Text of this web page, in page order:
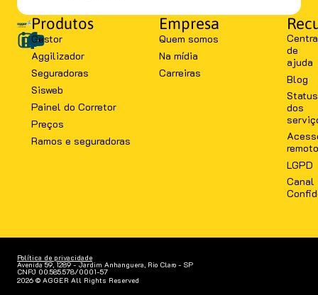
Produtos
Gestor
Aggilizador
Seguradoras
Sisweb
Painel do Corretor
Preços
Ramos e seguradoras
Empresa
Quem somos
Na mídia
Carreiras
de
ajuda
Blog
Status
dos
remoto
LGPD
Canal
Política de privacidade
Avenida 59, 1289 - Jardim Anhanguera, Rio Claro - SP
CNPJ 00.585.578/0001-57
2026 © AGGER All Rights Reserved